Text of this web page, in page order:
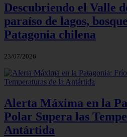
Descubriendo el Valle
paraíso de lagos,
Patagonia chilena
23/07/2026
Alerta Máxima en la
Polar Supera las
Antártida